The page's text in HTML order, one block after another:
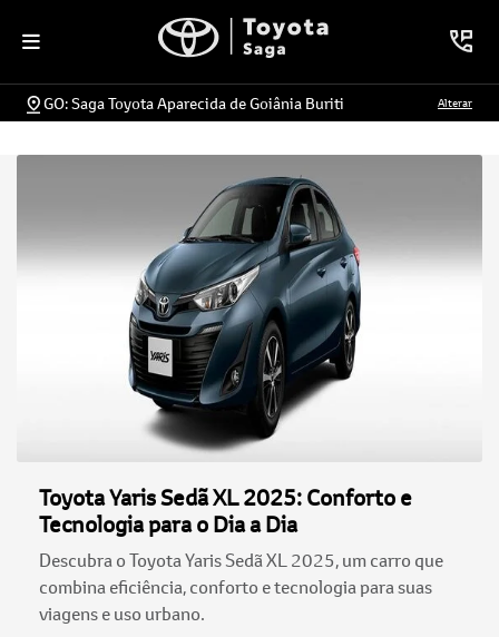
GO: Saga Toyota Aparecida de Goiânia Buriti Alterar
Toyota Yaris Sedã XL 2025: Conforto e
Tecnologia para o Dia a Dia
Descubra o Toyota Yaris Sedã XL 2025, um carro que
combina eficiência, conforto e tecnologia para suas
viagens e uso urbano.